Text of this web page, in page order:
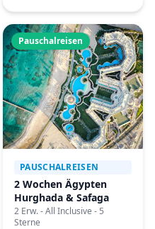
Pauschalreisen
PAUSCHALREISEN
2 Wochen Ägypten
Hurghada & Safaga
2 Erw. - All Inclusive - 5
Sterne